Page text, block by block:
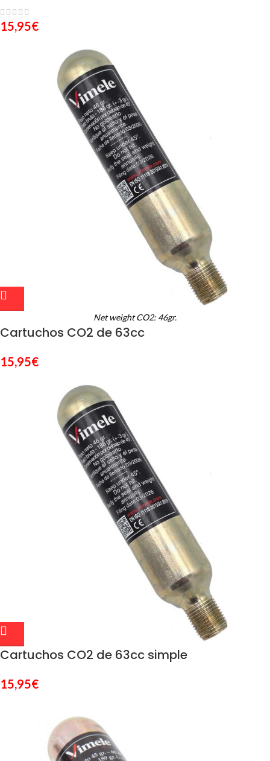
15,95€
Net weight CO2: 46gr.
Cartuchos CO2 de 63cc
15,95€
Cartuchos CO2 de 63cc simple
15,95€